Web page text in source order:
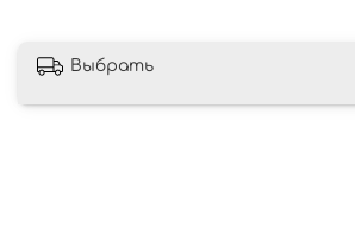
Выбрать